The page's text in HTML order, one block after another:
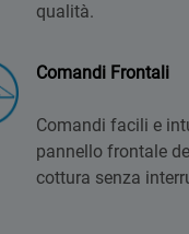
qualità.
Comandi Frontali
Comandi facili e
pannello frontale
cottura senza